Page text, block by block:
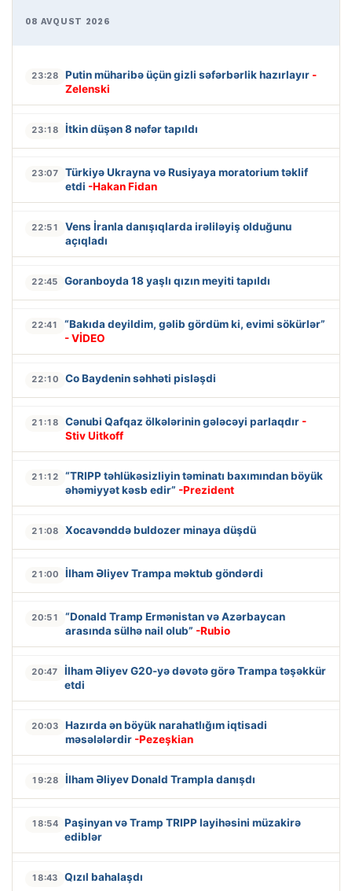
08 AVQUST 2026
23:28 Putin müharibə üçün gizli səfərbərlik hazırlayır -
Zelenski
23:18 İtkin düşən 8 nəfər tapıldı
23:07
Türkiyə Ukrayna və Rusiyaya moratorium təklif
etdi -Hakan Fidan
22:51
Vens İranla danışıqlarda irəliləyiş olduğunu
açıqladı
22:45 Goranboyda 18 yaşlı qızın meyiti tapıldı
22:41
“Bakıda deyildim, gəlib gördüm ki, evimi sökürlər”
- VİDEO
22:10 Co Baydenin səhhəti pisləşdi
21:18 Cənubi Qafqaz ölkələrinin gələcəyi parlaqdır -
Stiv Uitkoff
21:12
“TRIPP təhlükəsizliyin təminatı baxımından böyük
əhəmiyyət kəsb edir” -Prezident
21:08 Xocavənddə buldozer minaya düşdü
21:00 İlham Əliyev Trampa məktub göndərdi
20:51
“Donald Tramp Ermənistan və Azərbaycan
arasında sülhə nail olub” -Rubio
20:47
İlham Əliyev G20-yə dəvətə görə Trampa təşəkkür
etdi
20:03
Hazırda ən böyük narahatlığım iqtisadi
məsələlərdir -Pezeşkian
19:28 İlham Əliyev Donald Trampla danışdı
18:54 Paşinyan və Tramp TRIPP layihəsini müzakirə
ediblər
18:43 Qızıl bahalaşdı